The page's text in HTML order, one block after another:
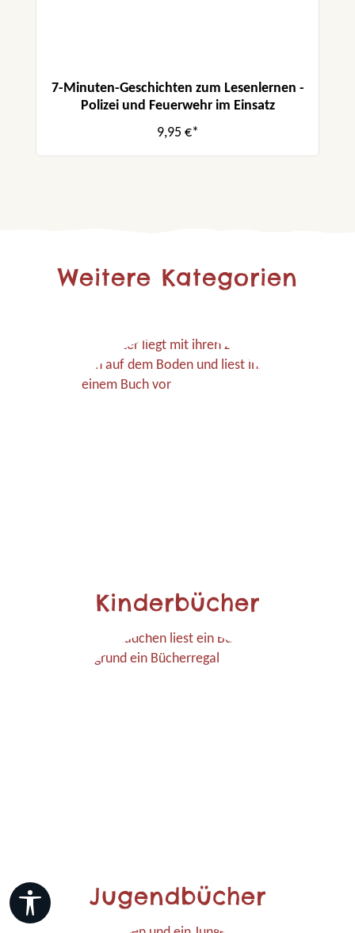
7-Minuten-Geschichten zum Lesenlernen -
Polizei und Feuerwehr im Einsatz
9,95 €*
Weitere Kategorien
Kinderbücher
Jugendbücher
Werkzeugleiste anzeigen